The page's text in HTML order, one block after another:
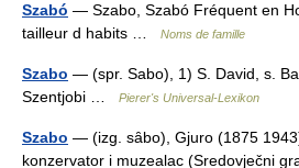
Szabó — Szabo, Szabó Fréquent en
tailleur d habits …
Noms de famille
Szabo — (spr. Sabo), 1) S. David, s.
Szentjobi …
Pierer's Universal-Lexikon
Szabo — (izg. sȃbo), Gjuro (1875
konzervator i muzealac (Sredovječni